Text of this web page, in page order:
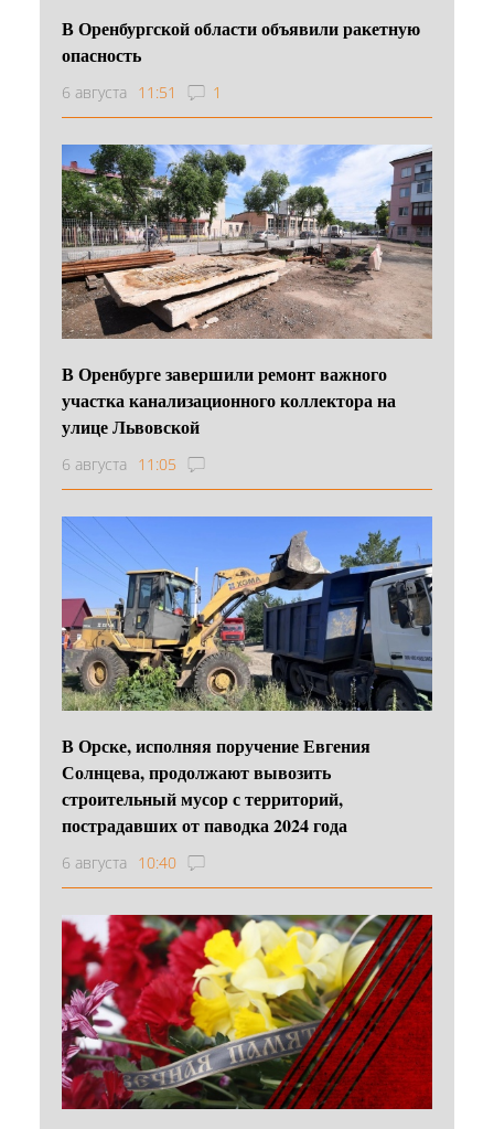
В Оренбургской области объявили ракетную
опасность
6 августа 11:51 1
В Оренбурге завершили ремонт важного
участка канализационного коллектора на
улице Львовской
6 августа 11:05
В Орске, исполняя поручение Евгения
Солнцева, продолжают вывозить
строительный мусор с территорий,
пострадавших от паводка 2024 года
6 августа 10:40